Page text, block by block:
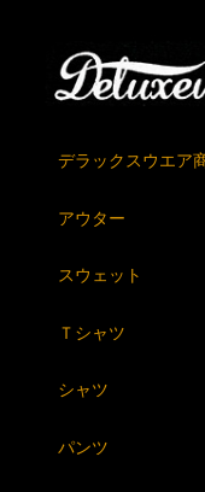
デラックスウエア
アウター
スウェット
Ｔシャツ
シャツ
パンツ